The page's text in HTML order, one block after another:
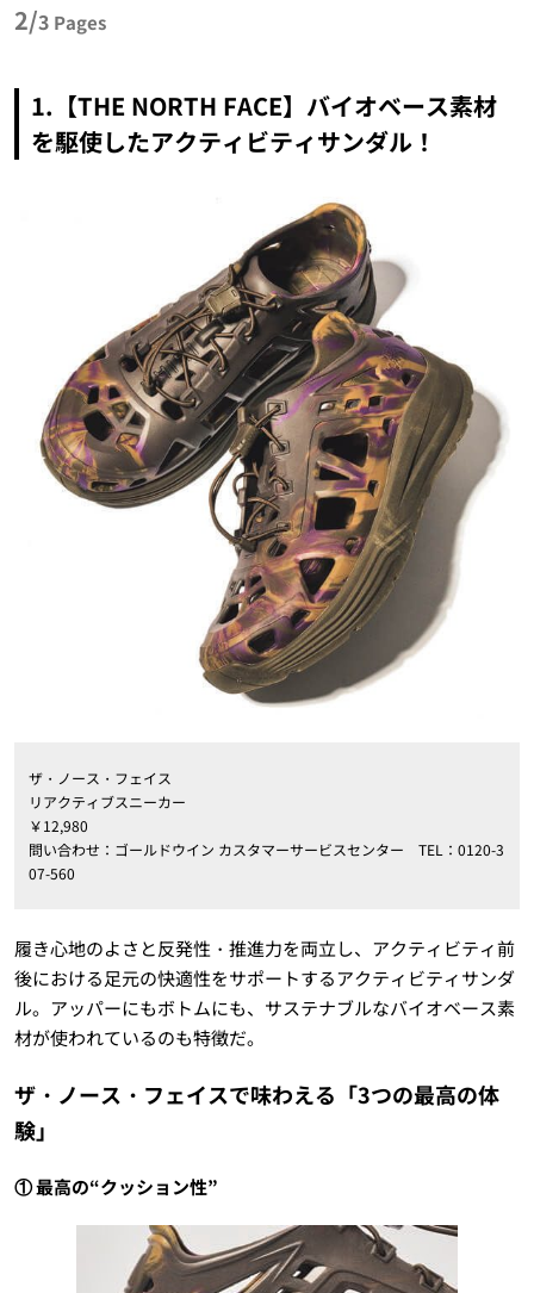
2/3 Pages
1.【THE NORTH FACE】バイオベース素材
を駆使したアクティビティサンダル！
ザ・ノース・フェイス
リアクティブスニーカー
￥12,980
問い合わせ：ゴールドウイン カスタマーサービスセンター TEL：0120-3
07-560
履き心地のよさと反発性・推進力を両立し、アクティビティ前
後における足元の快適性をサポートするアクティビティサンダ
ル。アッパーにもボトムにも、サステナブルなバイオベース素
材が使われているのも特徴だ。
ザ・ノース・フェイスで味わえる「3つの最高の体
験」
① 最高の“クッション性”